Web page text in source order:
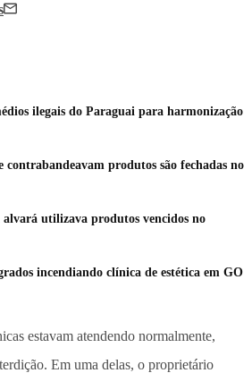
ilegais do Paraguai para harmonização
contrabandeavam produtos são fechadas no
alvará utilizava produtos vencidos no
incendiando clínica de estética em GO
estavam atendendo normalmente,
Em uma delas, o proprietário